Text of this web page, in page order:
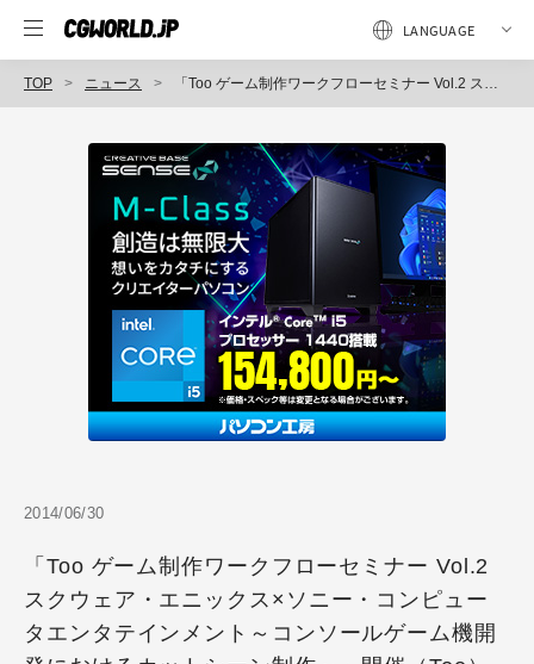
TOP ニュース 「Too ゲーム制作ワークフローセミナー Vol.2 スクウェア・エニックス×ソニー・コンピュータエンタテインメント～コンソールゲーム機開発におけるカットシーン制作～」開催（Too）
2014/06/30
「Too ゲーム制作ワークフローセミナー Vol.2
スクウェア・エニックス×ソニー・コンピュー
タエンタテインメント～コンソールゲーム機開